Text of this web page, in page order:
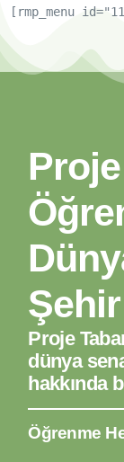
[rmp_menu
Proje
Proje
dünya
hakkında
Öğrenme